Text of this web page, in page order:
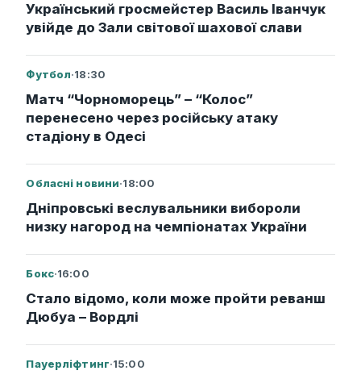
Український гросмейстер Василь Іванчук
увійде до Зали світової шахової слави
Футбол·18:30
Матч “Чорноморець” – “Колос”
перенесено через російську атаку
стадіону в Одесі
Обласні новини·18:00
Дніпровські веслувальники вибороли
низку нагород на чемпіонатах України
Бокс·16:00
Стало відомо, коли може пройти реванш
Дюбуа – Вордлі
Пауерліфтинг·15:00